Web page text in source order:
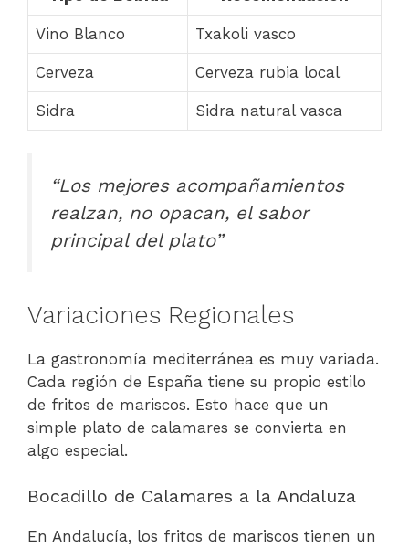
Vino Blanco Txakoli vasco
Cerveza Cerveza rubia local
Sidra Sidra natural vasca
“Los mejores acompañamientos
realzan, no opacan, el sabor
principal del plato”
Variaciones Regionales
La gastronomía mediterránea es muy variada.
Cada región de España tiene su propio estilo
de fritos de mariscos. Esto hace que un
simple plato de calamares se convierta en
algo especial.
Bocadillo de Calamares a la Andaluza
En Andalucía, los fritos de mariscos tienen un